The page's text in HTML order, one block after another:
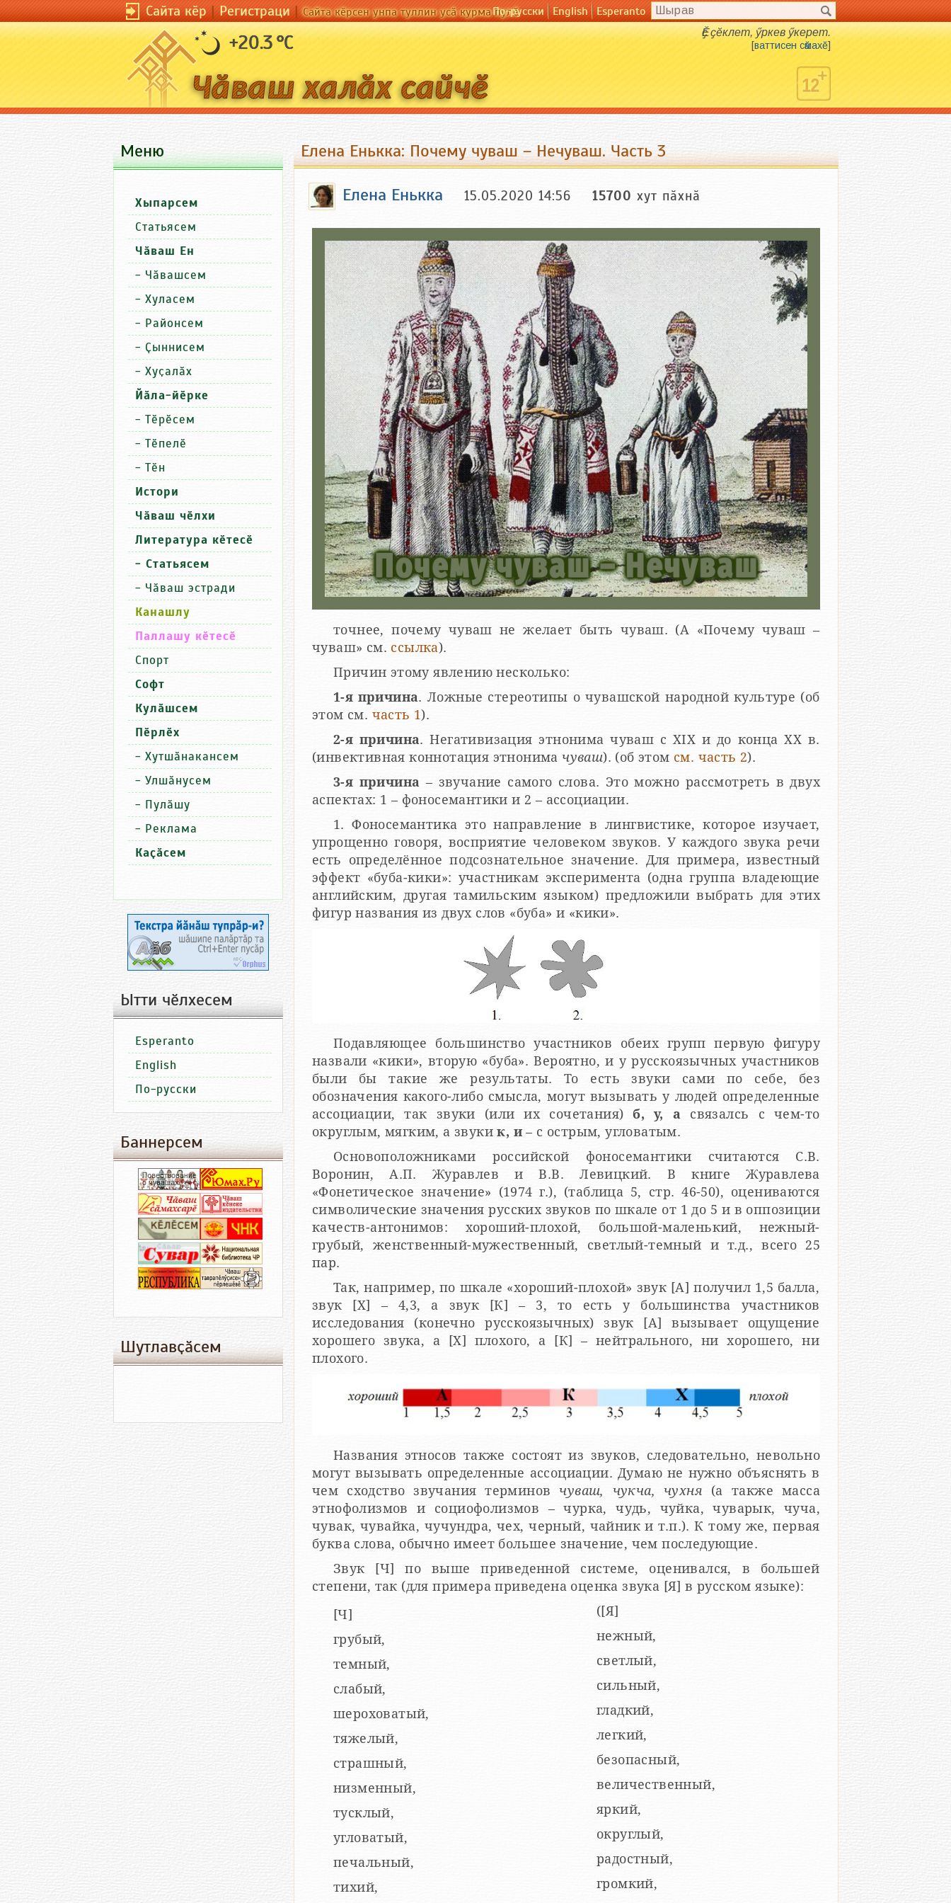
Сайта кӗр|Регистраци|Сайта кӗрсен унпа туллин усӑ курма пулӗПо-русски English Esperanto
+20.3 °C Ӗҫ ҫӗклет, ӳркев ӳкерет.
[ваттисен сӑмахӗ]
Елена Енькка: Почему чуваш – Нечуваш. Часть 3
Елена Енькка 15.05.2020 14:56 15700 хут пӑхнӑ
точнее, почему чуваш не желает быть чуваш. (А «Почему чуваш –
чуваш» см. ссылка).
Причин этому явлению несколько:
1-я причина. Ложные стереотипы о чувашской народной культуре (об
этом см. часть 1).
2-я причина. Негативизация этнонима чуваш с XIX и до конца ХХ в.
(инвективная коннотация этнонимачуваш). (об этом см. часть 2).
3-я причина – звучание самого слова. Это можно рассмотреть в двух
аспектах: 1 – фоносемантики и 2 – ассоциации.
1. Фоносемантика это направление в лингвистике, которое изучает,
упрощенно говоря, восприятие человеком звуков. У ка­ж­до­го зву­ка ре­чи
есть оп­ре­де­лён­ное под­соз­на­тель­ное зна­че­ние. Для примера, известный
эффект «буба-кики»: участникам эксперимента (одна группа владеющие
английским, другая тамильским языком) предложили выбрать для этих
фигур названия из двух слов «буба» и «кики».
Подавляющее большинство участников обеих групп первую фигуру
назвали «кики», вторую «буба». Вероятно, и у русскоязычных участников
были бы такие же результаты. То есть звуки сами по себе, без
обозначения какого-либо смысла, могут вызывать у людей определенные
ассоциации, так звуки (или их сочетания) б, у, а связалсь с чем-то
округлым, мягким, а звукик, и– с острым, угловатым.
Основоположниками российской фоносемантики считаются С.В.
Воронин, А.П. Журавлев и В.В. Левицкий. В книге Журавлева
«Фонетическое значение» (1974 г.), (таблица 5, стр. 46-50), оцениваются
символические значения русских звуков по шкале от 1 до 5 и в оппозиции
качеств-антонимов: хороший-плохой, большой-маленький, нежный-
грубый, женственный-мужественный, светлый-темный и т.д., всего 25
пар.
Так, например, по шкале «хороший-плохой» звук [А] получил 1,5 балла,
звук [Х] – 4,3, а звук [К] – 3, то есть у большинства участников
исследования (конечно русскоязычных) звук [А] вызывает ощущение
хорошего звука, а [Х] плохого, а [К] – нейтрального, ни хорошего, ни
плохого.
Названия этносов также состоят из звуков, следовательно, невольно
могут вызывать определенные ассоциации. Думаю не нужно объяснять в
чем сходство звучания терминовчуваш, чукча, чухня (а также масса
этнофолизмов и социофолизмов – чурка, чудь, чуйка, чуварык, чуча,
чувак, чувайка, чучундра, чех, черный, чайник и т.п.). К тому же, первая
буква слова, обычно имеет большее значение, чем последующие.
Звук [Ч] по выше приведенной системе, оценивался, в большей
степени, так (для примера приведена оценка звука [Я] в русском языке):
[Ч]
грубый,
темный,
слабый,
шероховатый,
тяжелый,
страшный,
низменный,
тусклый,
угловатый,
печальный,
тихий,
([Я]
нежный,
светлый,
сильный,
гладкий,
легкий,
безопасный,
величественный,
яркий,
округлый,
радостный,
громкий,
Меню
Хыпарсем
Статьясем
Чӑваш Ен
- Чӑвашсем
- Хуласем
- Районсем
- Ҫыннисем
- Хуҫалӑх
Йӑла-йӗрке
- Тӗрӗсем
- Тӗпелӗ
- Тӗн
Истори
Чӑваш чӗлхи
Литература кӗтесӗ
- Статьясем
- Чӑваш эстради
Канашлу
Паллашу кӗтесӗ
Спорт
Софт
Кулӑшсем
Пӗрлӗх
- Хутшӑнакансем
- Улшӑнусем
- Пулӑшу
- Реклама
Каҫӑсем
Ытти чӗлхесем
Esperanto
English
По-русски
Баннерсем
Шутлавҫӑсем